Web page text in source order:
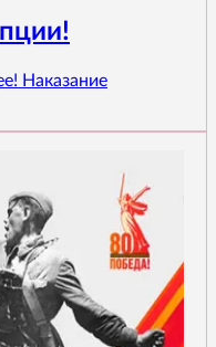
Наказание